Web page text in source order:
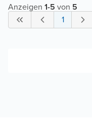
Anzeigen 1-5 von 5
1